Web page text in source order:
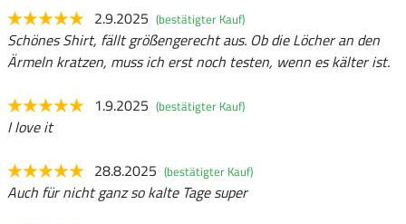
2.9.2025 (bestätigter Kauf)
Schönes Shirt, fällt größengerecht aus. Ob die Löcher an den
Ärmeln kratzen, muss ich erst noch testen, wenn es kälter ist.
1.9.2025 (bestätigter Kauf)
I love it
28.8.2025 (bestätigter Kauf)
Auch für nicht ganz so kalte Tage super